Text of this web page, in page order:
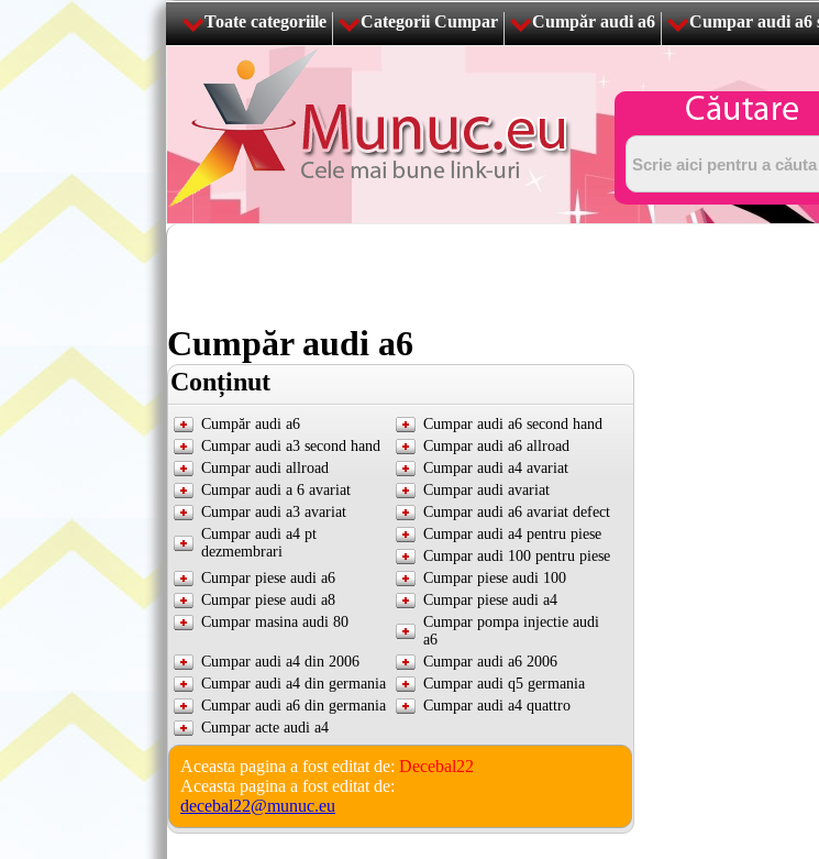
Toate categoriile Categorii Cumpar Cumpăr audi a6 Cumpar audi a6
Cumpăr audi a6
Conținut
Cumpăr audi a6
Cumpar audi a6 second hand
Cumpar audi a3 second hand
Cumpar audi a6 allroad
Cumpar audi allroad
Cumpar audi a4 avariat
Cumpar audi a 6 avariat
Cumpar audi avariat
Cumpar audi a3 avariat
Cumpar audi a6 avariat defect
Cumpar audi a4 pt
dezmembrari
Cumpar audi a4 pentru piese
Cumpar audi 100 pentru piese
Cumpar piese audi a6
Cumpar piese audi 100
Cumpar piese audi a8
Cumpar piese audi a4
Cumpar masina audi 80
Cumpar pompa injectie audi
a6
Cumpar audi a4 din 2006
Cumpar audi a6 2006
Cumpar audi a4 din germania
Cumpar audi q5 germania
Cumpar audi a6 din germania
Cumpar audi a4 quattro
Cumpar acte audi a4
Aceasta pagina a fost editat de: Decebal22
Aceasta pagina a fost editat de:
decebal22@munuc.eu